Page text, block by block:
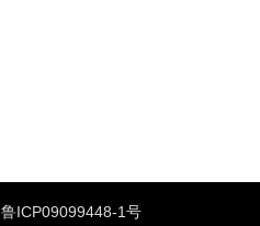
鲁ICP09099448-1号